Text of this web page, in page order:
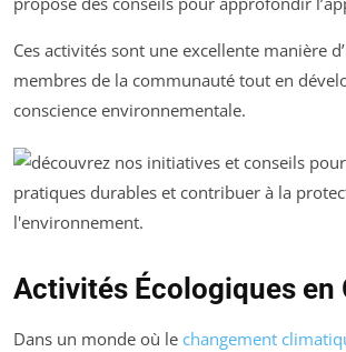
Ces activités sont une excellente manière
membres de la communauté tout en
conscience environnementale.
Activités Écologiques en
Dans un monde où le changement